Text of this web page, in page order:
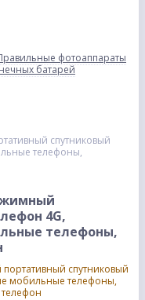
фотоаппараты
батарей
спутниковый
телефоны,
4G,
телефоны,